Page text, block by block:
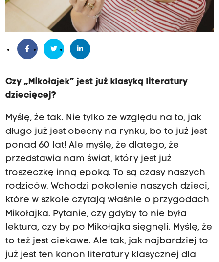
Czy „Mikołajek” jest już klasyką literatury
dziecięcej?
Myślę, że tak. Nie tylko ze względu na to, jak
długo już jest obecny na rynku, bo to już jest
ponad 60 lat! Ale myślę, że dlatego, że
przedstawia nam świat, który jest już
troszeczkę inną epoką. To są czasy naszych
rodziców. Wchodzi pokolenie naszych dzieci,
które w szkole czytają właśnie o przygodach
Mikołajka. Pytanie, czy gdyby to nie była
lektura, czy by po Mikołajka sięgnęli. Myślę, że
to też jest ciekawe. Ale tak, jak najbardziej to
już jest ten kanon literatury klasycznej dla